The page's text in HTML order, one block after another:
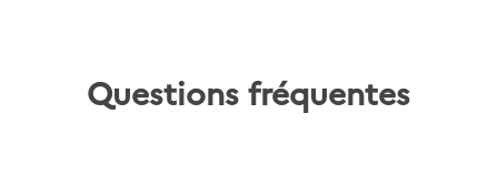
Questions fréquentes